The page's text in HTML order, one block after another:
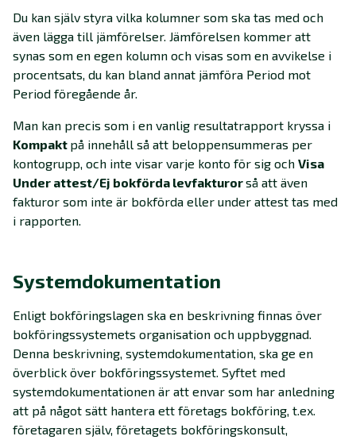
Du kan själv styra vilka kolumner som ska tas med och
även lägga till jämförelser. Jämförelsen kommer att
synas som en egen kolumn och visas som en avvikelse i
procentsats, du kan bland annat jämföra Period mot
Period föregående år.
Man kan precis som i en vanlig resultatrapport kryssa i
Kompakt på innehåll så att beloppensummeras per
kontogrupp, och inte visar varje konto för sig och Visa
Under attest/Ej bokförda levfakturorså att även
fakturor som inte är bokförda eller under attest tas med
i rapporten.
Systemdokumentation
Enligt bokföringslagen ska en beskrivning finnas över
bokföringssystemets organisation och uppbyggnad.
Denna beskrivning, systemdokumentation, ska ge en
överblick över bokföringssystemet. Syftet med
systemdokumentationen är att envar som har anledning
att på något sätt hantera ett företags bokföring, t.ex.
företagaren själv, företagets bokföringskonsult,